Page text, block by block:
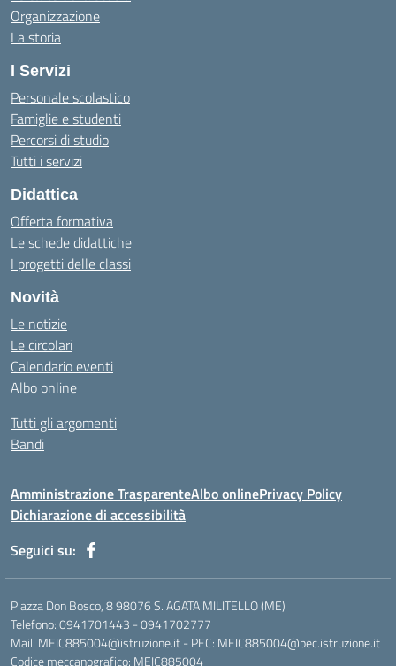
Organizzazione
La storia
I Servizi
Personale scolastico
Famiglie e studenti
Percorsi di studio
Tutti i servizi
Didattica
Offerta formativa
Le schede didattiche
I progetti delle classi
Novità
Le notizie
Le circolari
Calendario eventi
Albo online
Tutti gli argomenti
Bandi
Amministrazione TrasparenteAlbo onlinePrivacy Policy
Dichiarazione di accessibilità
Seguici su:
Piazza Don Bosco, 8 98076 S. AGATA MILITELLO (ME)
Telefono: 0941701443 - 0941702777
Mail: MEIC885004@istruzione.it - PEC: MEIC885004@pec.istruzione.it
Codice meccanografico: MEIC885004